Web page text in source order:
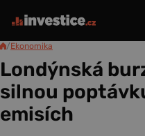
/Ekonomika
Londýnská
silnou
emisích